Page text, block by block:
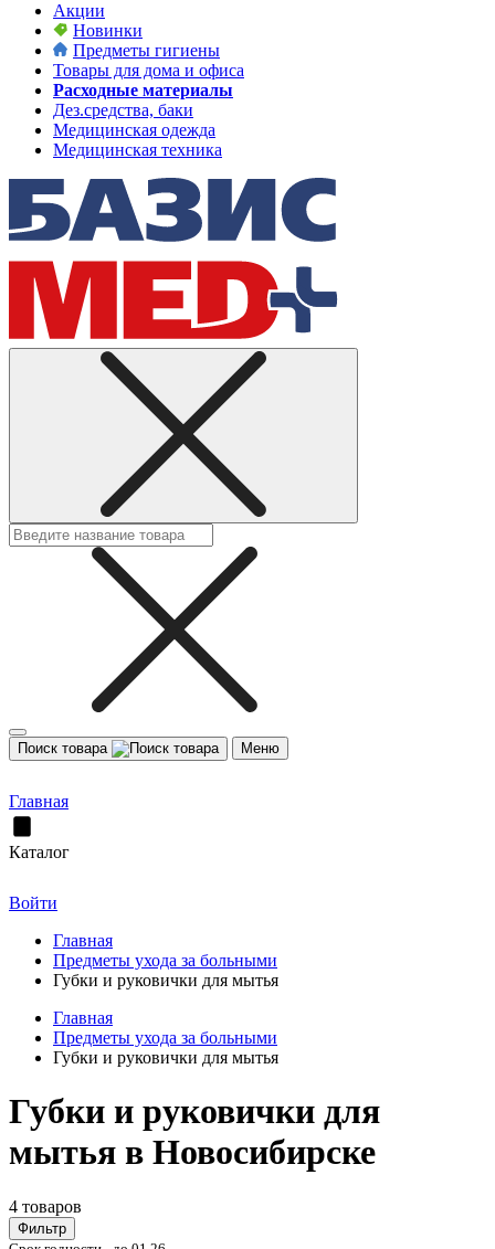
Акции
Новинки
Предметы гигиены
Товары для дома и офиса
Расходные материалы
Дез.средства, баки
Медицинская одежда
Медицинская техника
Поиск товара Меню
Главная
Каталог
Войти
Главная
Предметы ухода за больными
Губки и руковички для мытья
Главная
Предметы ухода за больными
Губки и руковички для мытья
Губки и руковички для
мытья в Новосибирске
4 товаров
Фильтр